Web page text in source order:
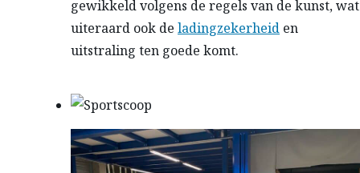
gewikkeld volgens de regels van de kunst, wat
uiteraard ook de ladingzekerheid en
uitstraling ten goede komt.